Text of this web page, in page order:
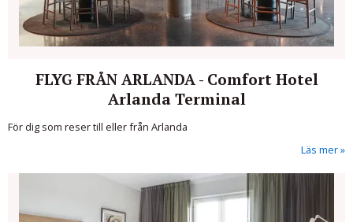
FLYG FRÅN ARLANDA - Comfort Hotel
Arlanda Terminal
För dig som reser till eller från Arlanda
Läs mer